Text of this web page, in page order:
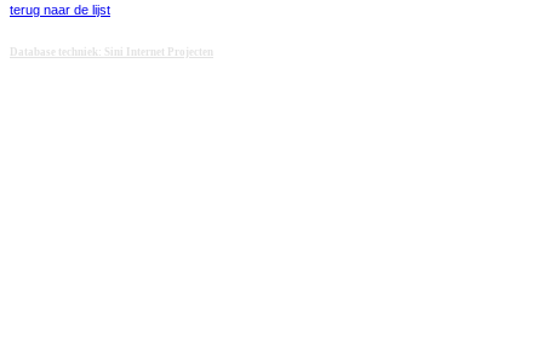
terug naar de lijst
Database techniek: Sini Internet Projecten